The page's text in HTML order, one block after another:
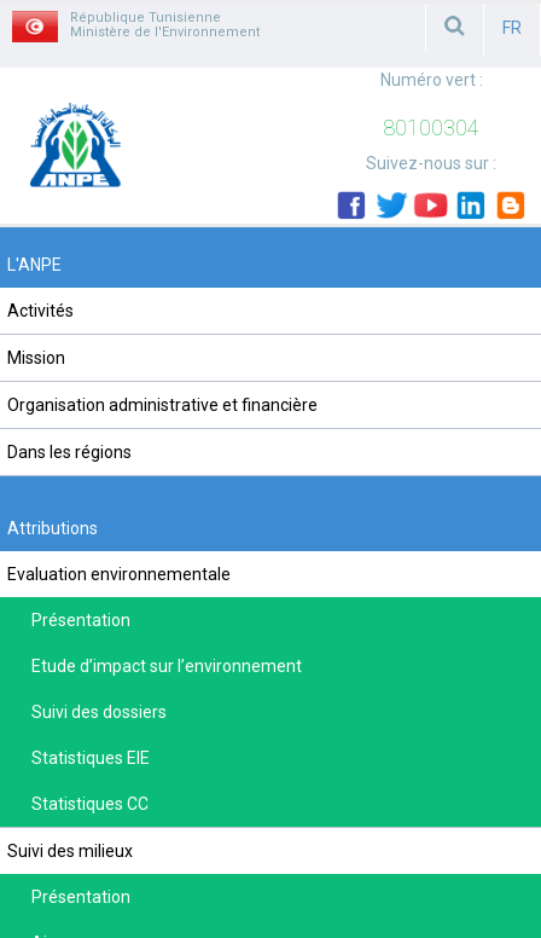
République Tunisienne
Ministère de l'Environnement
FR
Numéro vert :
80100304
Suivez-nous sur :
L'ANPE
Activités
Mission
Organisation administrative et financière
Dans les régions
Attributions
Evaluation environnementale
Présentation
Etude d’impact sur l’environnement
Suivi des dossiers
Statistiques EIE
Statistiques CC
Suivi des milieux
Présentation